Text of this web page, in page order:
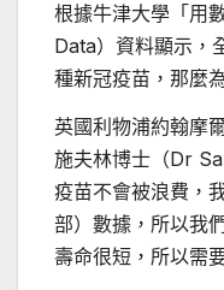
根據牛津大學「用
Data）資料顯示，
種新冠疫苗，那麼
英國利物浦約翰摩
施夫林博士（Dr
疫苗不會被浪費，
部）數據，所以我
壽命很短，所以需